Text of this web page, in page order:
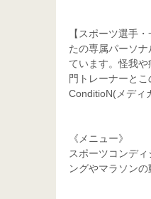
【スポーツ選手
たの専属パーソ
ています。怪我
門トレーナーと
ConditioN(メディ
《メニュー》
スポーツコンデ
ングやマラソン